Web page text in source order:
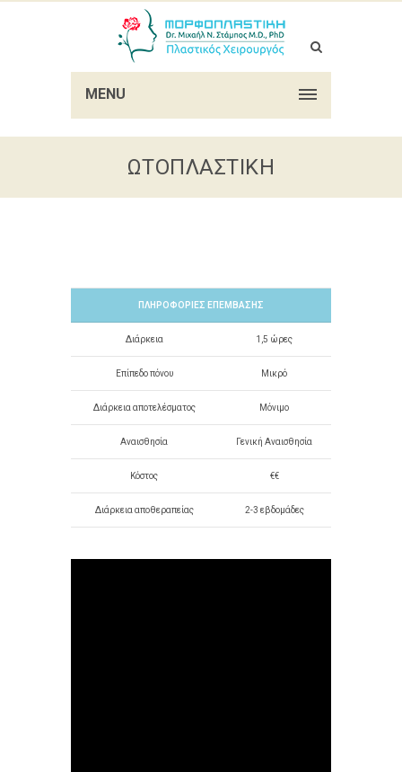
MENU
ΩΤΟΠΛΑΣΤΙΚΉ
ΠΛΗΡΟΦΟΡΊΕΣ ΕΠΈΜΒΑΣΗΣ
Διάρκεια 1,5 ώρες
Επίπεδο πόνου Μικρό
Διάρκεια αποτελέσματος Μόνιμο
Αναισθησία Γενική Αναισθησία
Κόστος €€
Διάρκεια αποθεραπείας 2-3 εβδομάδες